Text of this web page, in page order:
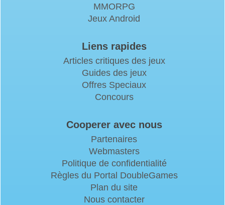
MMORPG
Jeux Android
Liens rapides
Articles critiques des jeux
Guides des jeux
Offres Speciaux
Concours
Cooperer avec nous
Partenaires
Webmasters
Politique de confidentialité
Règles du Portal DoubleGames
Plan du site
Nous contacter